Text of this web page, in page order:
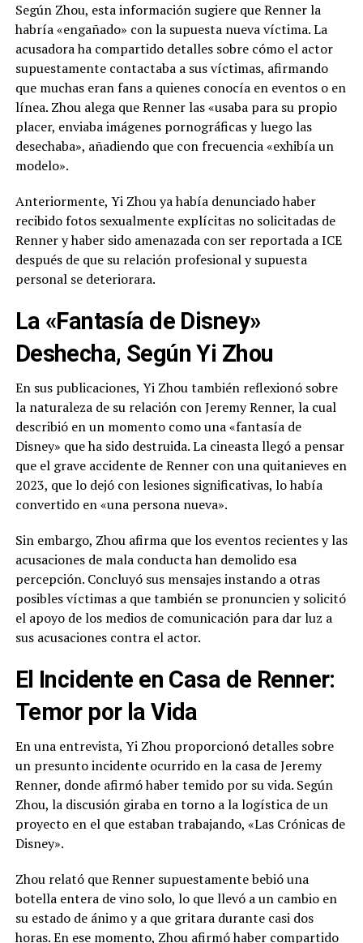
Según Zhou, esta información sugiere que Renner la
habría «engañado» con la supuesta nueva víctima. La
acusadora ha compartido detalles sobre cómo el actor
supuestamente contactaba a sus víctimas, afirmando
que muchas eran fans a quienes conocía en eventos o en
línea. Zhou alega que Renner las «usaba para su propio
placer, enviaba imágenes pornográficas y luego las
desechaba», añadiendo que con frecuencia «exhibía un
modelo».
Anteriormente, Yi Zhou ya había denunciado haber
recibido fotos sexualmente explícitas no solicitadas de
Renner y haber sido amenazada con ser reportada a ICE
después de que su relación profesional y supuesta
personal se deteriorara.
La «Fantasía de Disney»
Deshecha, Según Yi Zhou
En sus publicaciones, Yi Zhou también reflexionó sobre
la naturaleza de su relación con Jeremy Renner, la cual
describió en un momento como una «fantasía de
Disney» que ha sido destruida. La cineasta llegó a pensar
que el grave accidente de Renner con una quitanieves en
2023, que lo dejó con lesiones significativas, lo había
convertido en «una persona nueva».
Sin embargo, Zhou afirma que los eventos recientes y las
acusaciones de mala conducta han demolido esa
percepción. Concluyó sus mensajes instando a otras
posibles víctimas a que también se pronuncien y solicitó
el apoyo de los medios de comunicación para dar luz a
sus acusaciones contra el actor.
El Incidente en Casa de Renner:
Temor por la Vida
En una entrevista, Yi Zhou proporcionó detalles sobre
un presunto incidente ocurrido en la casa de Jeremy
Renner, donde afirmó haber temido por su vida. Según
Zhou, la discusión giraba en torno a la logística de un
proyecto en el que estaban trabajando, «Las Crónicas de
Disney».
Zhou relató que Renner supuestamente bebió una
botella entera de vino solo, lo que llevó a un cambio en
su estado de ánimo y a que gritara durante casi dos
horas. En ese momento, Zhou afirmó haber compartido